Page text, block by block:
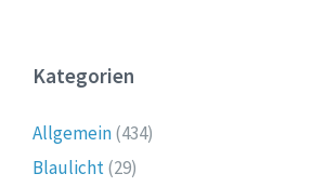
Kategorien
Allgemein(434)
Blaulicht(29)